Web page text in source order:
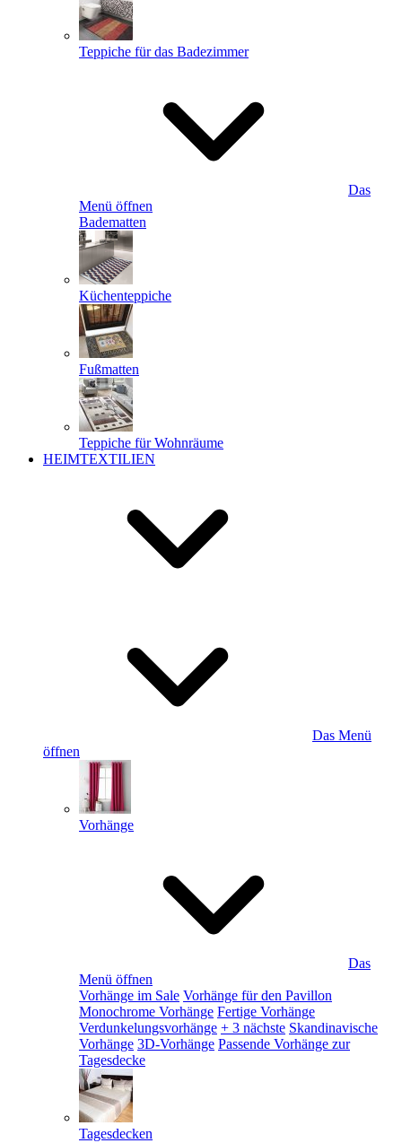
Teppiche für das Badezimmer
Das
Menü öffnen
Badematten
Küchenteppiche
Fußmatten
Teppiche für Wohnräume
HEIMTEXTILIEN
Das Menü
öffnen
Vorhänge
Das
Menü öffnen
Vorhänge im Sale Vorhänge für den Pavillon
Monochrome Vorhänge Fertige Vorhänge
Verdunkelungsvorhänge + 3 nächste Skandinavische
Vorhänge 3D-Vorhänge Passende Vorhänge zur
Tagesdecke
Tagesdecken